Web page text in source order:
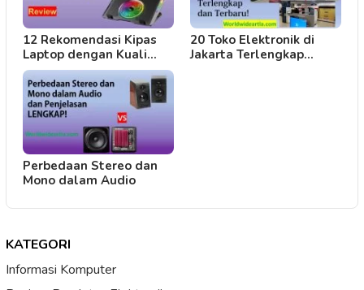
12 Rekomendasi Kipas
Laptop dengan Kuali…
20 Toko Elektronik di
Jakarta Terlengkap…
Perbedaan Stereo dan
Mono dalam Audio
KATEGORI
Informasi Komputer